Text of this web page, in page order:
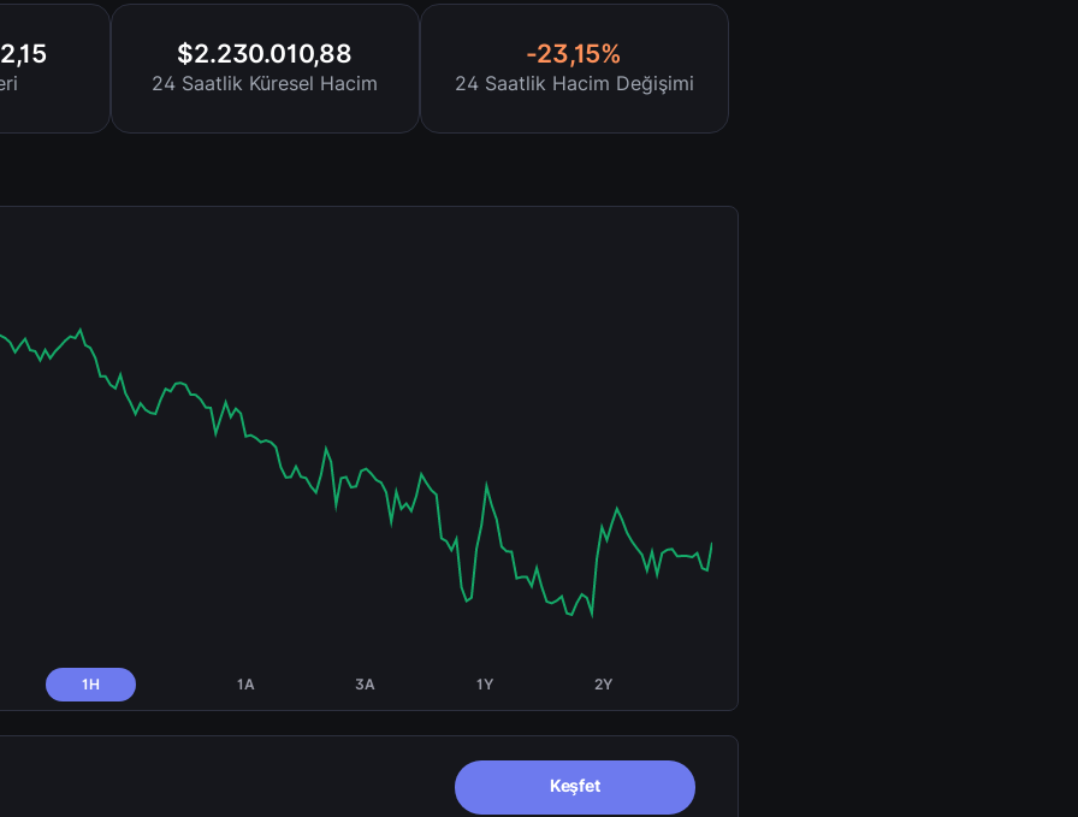
$2.230.010,88
24 Saatlik Küresel Hacim
-23,15%
24 Saatlik Hacim Değişimi
1H 1A 3A 1Y 2Y
Keşfet